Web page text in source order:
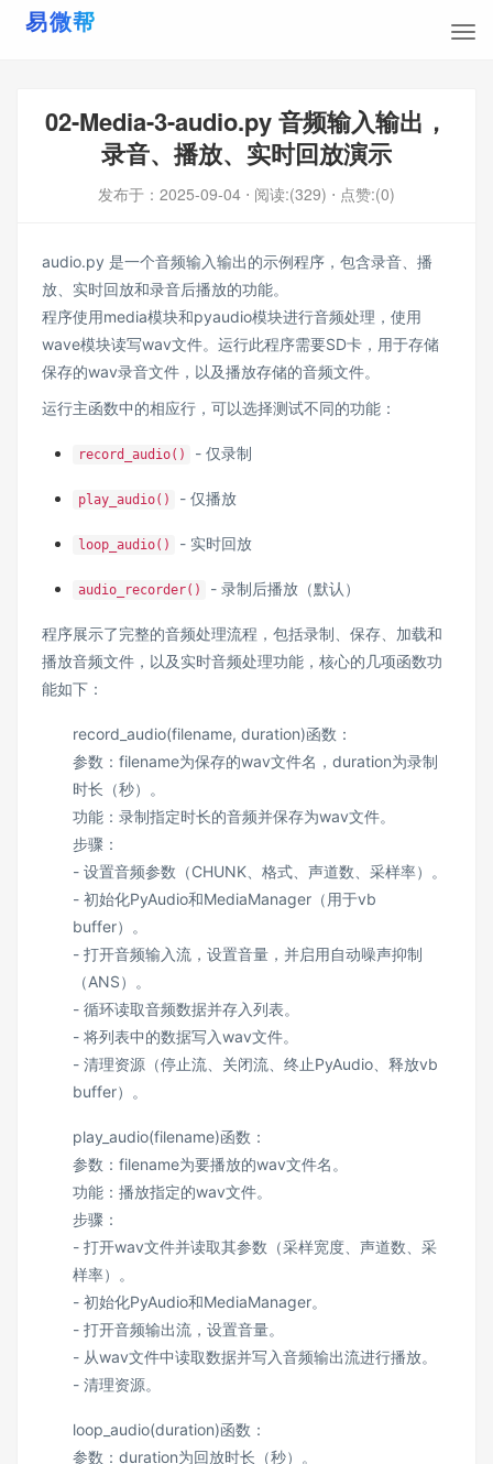
02-Media-3-audio.py 音频输入输出，
录音、播放、实时回放演示
发布于： 2025-09-04 ⋅ 阅读:(329) ⋅ 点赞:(0)
audio.py 是一个音频输入输出的示例程序，包含录音、播
放、实时回放和录音后播放的功能。
程序使用media模块和pyaudio模块进行音频处理，使用
wave模块读写wav文件。运行此程序需要SD卡，用于存储
保存的wav录音文件，以及播放存储的音频文件。
运行主函数中的相应行，可以选择测试不同的功能：
record_audio() - 仅录制
play_audio() - 仅播放
loop_audio() - 实时回放
audio_recorder() - 录制后播放（默认）
程序展示了完整的音频处理流程，包括录制、保存、加载和
播放音频文件，以及实时音频处理功能，核心的几项函数功
能如下：
record_audio(filename, duration)函数：
参数：filename为保存的wav文件名，duration为录制
时长（秒）。
功能：录制指定时长的音频并保存为wav文件。
步骤：
- 设置音频参数（CHUNK、格式、声道数、采样率）。
- 初始化PyAudio和MediaManager（用于vb
buffer）。
- 打开音频输入流，设置音量，并启用自动噪声抑制
（ANS）。
- 循环读取音频数据并存入列表。
- 将列表中的数据写入wav文件。
- 清理资源（停止流、关闭流、终止PyAudio、释放vb
buffer）。
play_audio(filename)函数：
参数：filename为要播放的wav文件名。
功能：播放指定的wav文件。
步骤：
- 打开wav文件并读取其参数（采样宽度、声道数、采
样率）。
- 初始化PyAudio和MediaManager。
- 打开音频输出流，设置音量。
- 从wav文件中读取数据并写入音频输出流进行播放。
- 清理资源。
loop_audio(duration)函数：
参数：duration为回放时长（秒）。